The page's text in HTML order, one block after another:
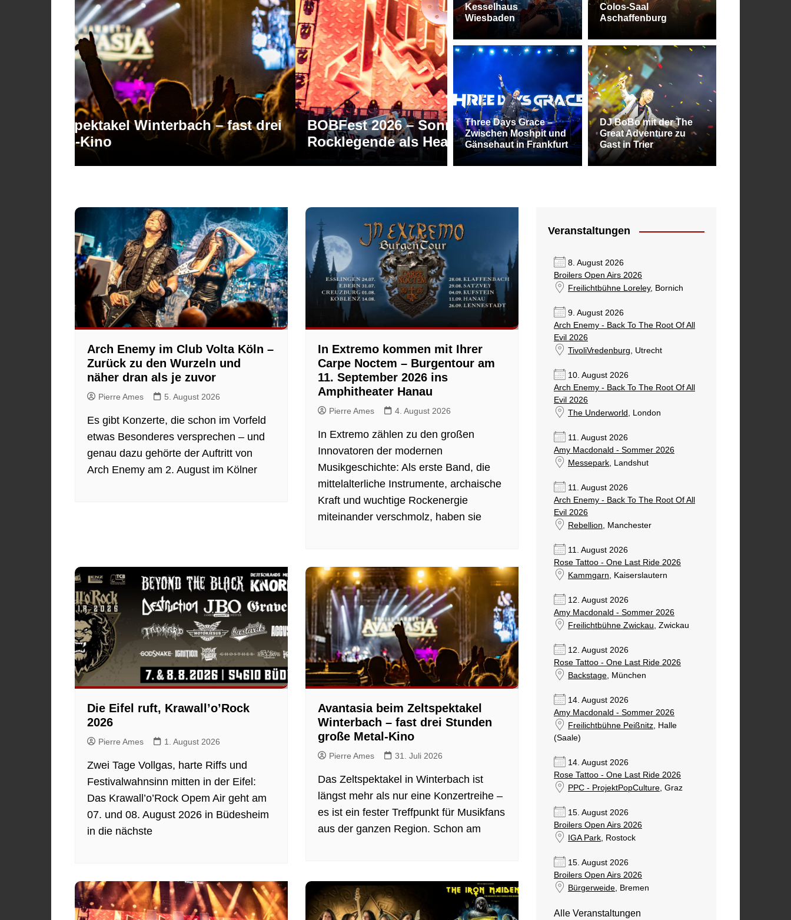
BOBFest 2026 – Sonne, starke Bands und eine
Rocklegende als Headliner
RVBang Festival 2026 – Balingen bleibt die
Hochburg des Südens
Kesselhaus
Wiesbaden
Colos-Saal
Aschaffenburg
Three Days Grace –
Zwischen Moshpit und
Gänsehaut in Frankfurt
DJ BoBo mit der The
Great Adventure zu
Gast in Trier
Arch Enemy im Club Volta Köln –
Zurück zu den Wurzeln und
näher dran als je zuvor
Pierre Ames 5. August 2026
Es gibt Konzerte, die schon im Vorfeld
etwas Besonderes versprechen – und
genau dazu gehörte der Auftritt von
Arch Enemy am 2. August im Kölner
In Extremo kommen mit Ihrer
Carpe Noctem – Burgentour am
11. September 2026 ins
Amphitheater Hanau
Pierre Ames 4. August 2026
In Extremo zählen zu den großen
Innovatoren der modernen
Musikgeschichte: Als erste Band, die
mittelalterliche Instrumente, archaische
Kraft und wuchtige Rockenergie
miteinander verschmolz, haben sie
Die Eifel ruft, Krawall’o’Rock
2026
Pierre Ames 1. August 2026
Zwei Tage Vollgas, harte Riffs und
Festivalwahnsinn mitten in der Eifel:
Das Krawall’o’Rock Opem Air geht am
07. und 08. August 2026 in Büdesheim
in die nächste
Avantasia beim Zeltspektakel
Winterbach – fast drei Stunden
große Metal-Kino
Pierre Ames 31. Juli 2026
Das Zeltspektakel in Winterbach ist
längst mehr als nur eine Konzertreihe –
es ist ein fester Treffpunkt für Musikfans
aus der ganzen Region. Schon am
Veranstaltungen
8. August 2026
Broilers Open Airs 2026
Freilichtbühne Loreley, Bornich
9. August 2026
Arch Enemy - Back To The Root Of All
Evil 2026
TivoliVredenburg, Utrecht
10. August 2026
Arch Enemy - Back To The Root Of All
Evil 2026
The Underworld , London
11. August 2026
Amy Macdonald - Sommer 2026
Messepark, Landshut
11. August 2026
Arch Enemy - Back To The Root Of All
Evil 2026
Rebellion, Manchester
11. August 2026
Rose Tattoo - One Last Ride 2026
Kammgarn, Kaiserslautern
12. August 2026
Amy Macdonald - Sommer 2026
Freilichtbühne Zwickau, Zwickau
12. August 2026
Rose Tattoo - One Last Ride 2026
Backstage, München
14. August 2026
Amy Macdonald - Sommer 2026
Freilichtbühne Peißnitz, Halle
(Saale)
14. August 2026
Rose Tattoo - One Last Ride 2026
PPC - ProjektPopCulture, Graz
15. August 2026
Broilers Open Airs 2026
IGA Park, Rostock
15. August 2026
Broilers Open Airs 2026
Bürgerweide, Bremen
Alle Veranstaltungen